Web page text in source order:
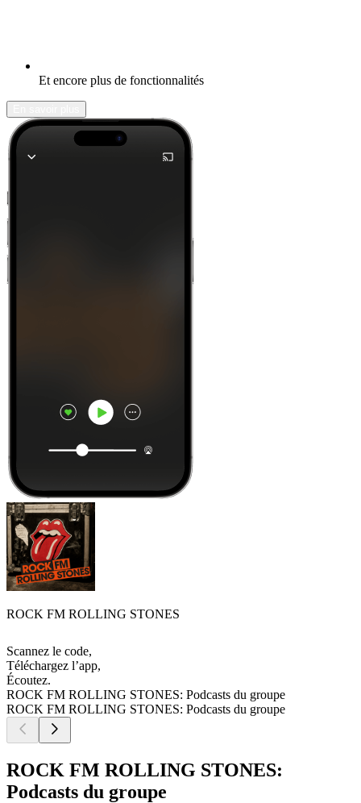
Et encore plus de fonctionnalités
ROCK FM ROLLING STONES
Scannez le code,
Téléchargez l’app,
Écoutez.
ROCK FM ROLLING STONES: Podcasts du groupe
ROCK FM ROLLING STONES: Podcasts du groupe
ROCK FM ROLLING STONES:
Podcasts du groupe